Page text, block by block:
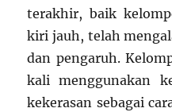
terakhir, baik
kiri jauh, telah
dan pengaruh.
kali menggunakan
kekerasan sebagai